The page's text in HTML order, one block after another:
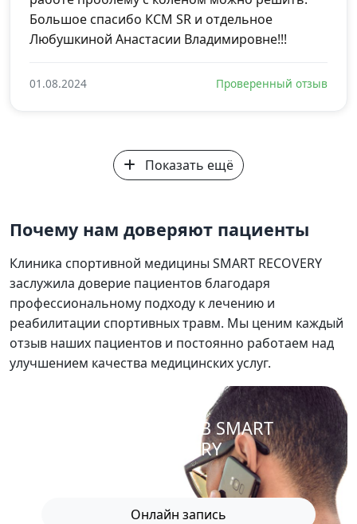
Большое спасибо КСМ SR и отдельное
Любушкиной Анастасии Владимировне!!!
01.08.2024 Проверенный отзыв
Показать ещё
Почему нам доверяют пациенты
Клиника спортивной медицины SMART RECOVERY
заслужила доверие пациентов благодаря
профессиональному подходу к лечению и
реабилитации спортивных травм. Мы ценим каждый
отзыв наших пациентов и постоянно работаем над
улучшением качества медицинских услуг.
ЗАПИСАТЬСЯ В SMART
RECOVERY
Онлайн запись